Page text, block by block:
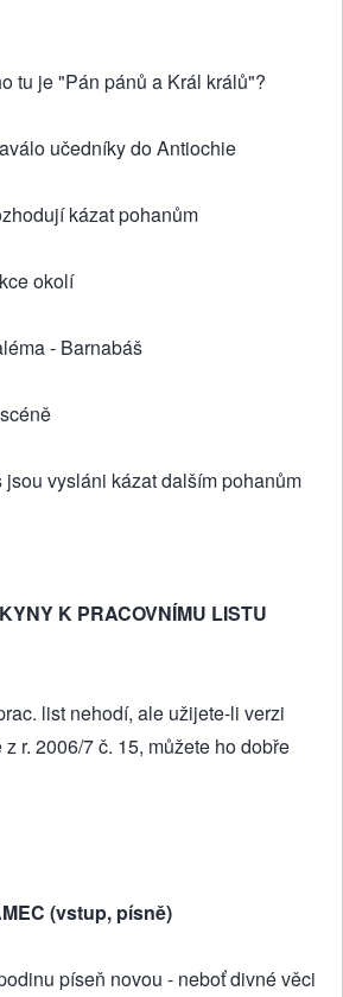
tu je "Pán pánů a Král králů"?
učedníky do Antiochie
kázat pohanům
okolí
- Barnabáš
vysláni kázat dalším pohanům
K PRACOVNÍMU LISTU
list nehodí, ale užijete-li verzi
r. 2006/7 č. 15, můžete ho dobře
(vstup, písně)
píseň novou - neboť divné věci